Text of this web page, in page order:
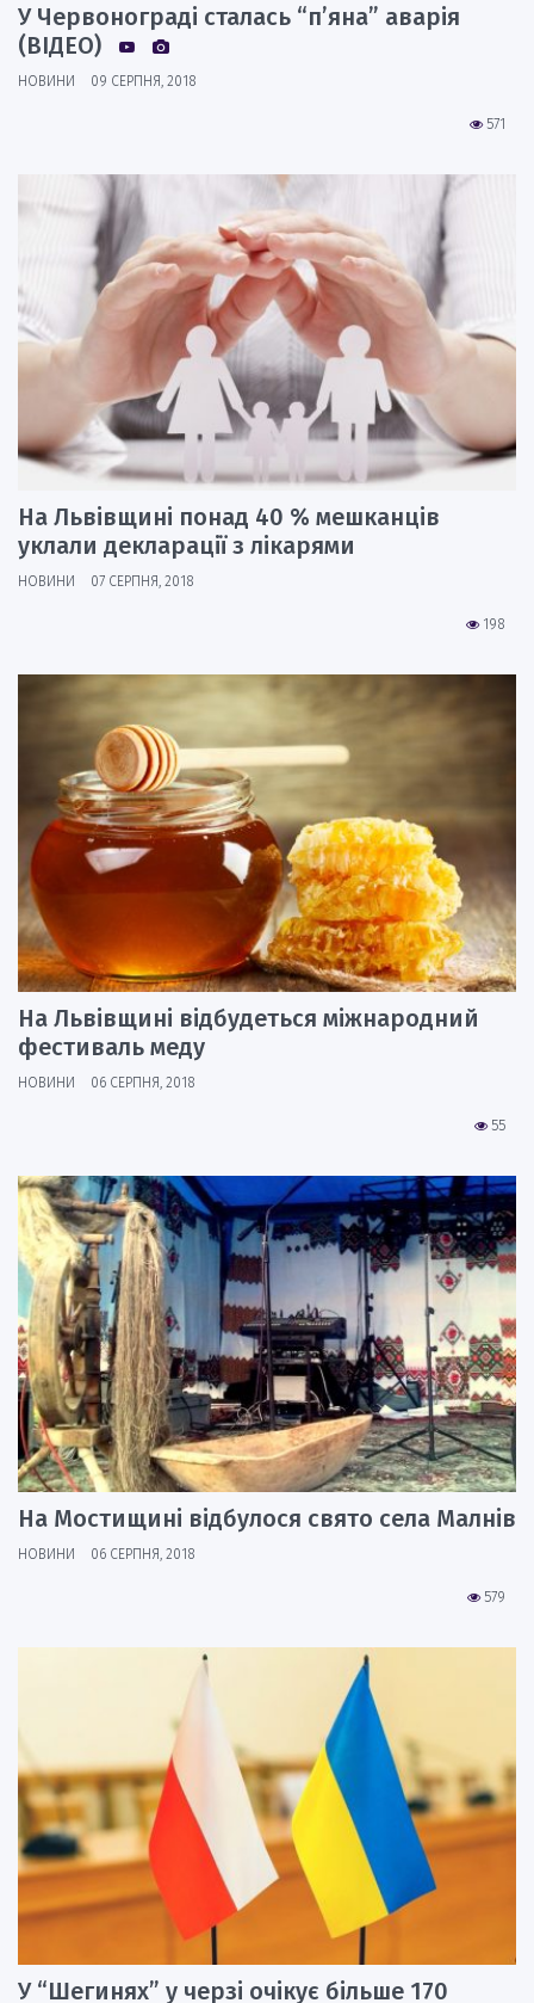
У Червонограді сталась “п’яна” аварія
(ВІДЕО)
НОВИНИ 09 СЕРПНЯ, 2018
571
На Львівщині понад 40 % мешканців
уклали декларації з лікарями
НОВИНИ 07 СЕРПНЯ, 2018
198
На Львівщині відбудеться міжнародний
фестиваль меду
НОВИНИ 06 СЕРПНЯ, 2018
55
На Мостищині відбулося свято села Малнів
НОВИНИ 06 СЕРПНЯ, 2018
579
У “Шегинях” у черзі очікує більше 170